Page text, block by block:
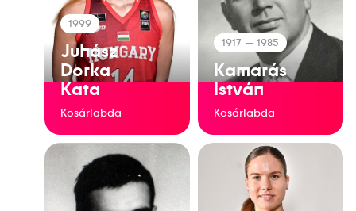
1999
Juhász
Dorka
Kata
Kosárlabda
1917 — 1985
Kamarás
István
Kosárlabda